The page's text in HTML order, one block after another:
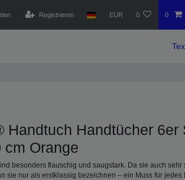
Registrieren EUR 0 0
Handtuch Handtücher 6er
cm Orange
besonders flauschig und saugstark. Da sie auch sehr
sie nur als erstklassig bezeichnen – ein Muss für jedes